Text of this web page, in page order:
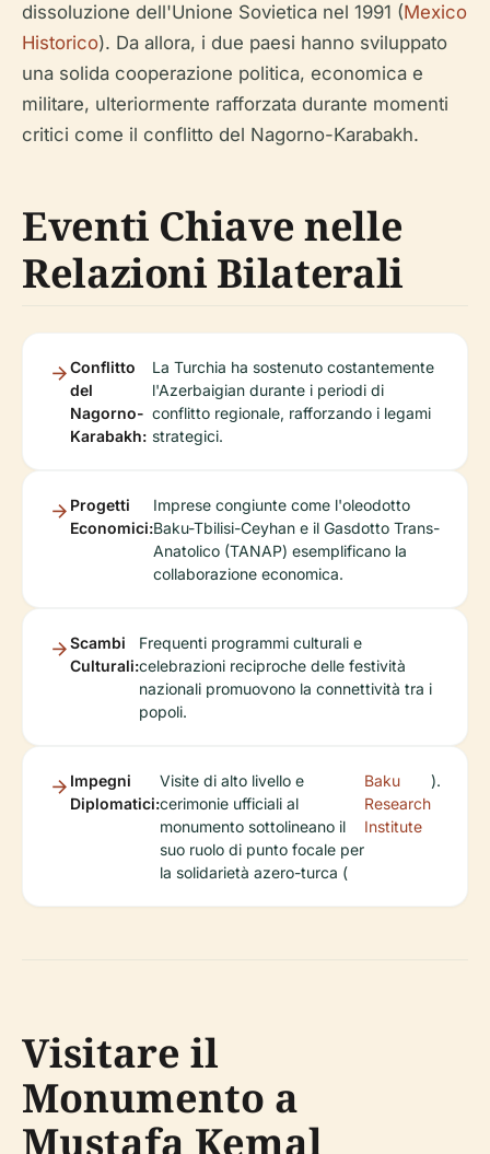
dissoluzione dell'Unione Sovietica nel 1991 (Mexico
Historico). Da allora, i due paesi hanno sviluppato
una solida cooperazione politica, economica e
militare, ulteriormente rafforzata durante momenti
critici come il conflitto del Nagorno-Karabakh.
Eventi Chiave nelle
Relazioni Bilaterali
Conflitto
del
Nagorno-
Karabakh:
La Turchia ha sostenuto costantemente
l'Azerbaigian durante i periodi di
conflitto regionale, rafforzando i legami
strategici.
Progetti
Economici:
Imprese congiunte come l'oleodotto
Baku-Tbilisi-Ceyhan e il Gasdotto Trans-
Anatolico (TANAP) esemplificano la
collaborazione economica.
Scambi
Culturali:
Frequenti programmi culturali e
celebrazioni reciproche delle festività
nazionali promuovono la connettività tra i
popoli.
Impegni
Diplomatici:
Visite di alto livello e
cerimonie ufficiali al
monumento sottolineano il
suo ruolo di punto focale per
la solidarietà azero-turca (
Baku
Research
Institute
).
Visitare il
Monumento a
Mustafa Kemal